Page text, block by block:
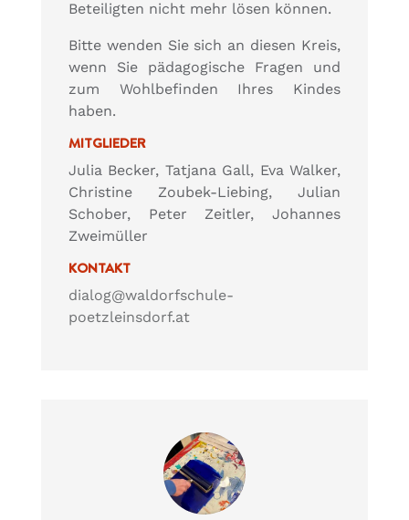
Beteiligten nicht mehr lösen können.
Bitte wenden Sie sich an diesen Kreis,
wenn Sie pädagogische Fragen und
zum Wohlbefinden Ihres Kindes
haben.
MITGLIEDER
Julia Becker, Tatjana Gall, Eva Walker,
Christine Zoubek-Liebing, Julian
Schober, Peter Zeitler, Johannes
Zweimüller
KONTAKT
dialog@waldorfschule-
poetzleinsdorf.at